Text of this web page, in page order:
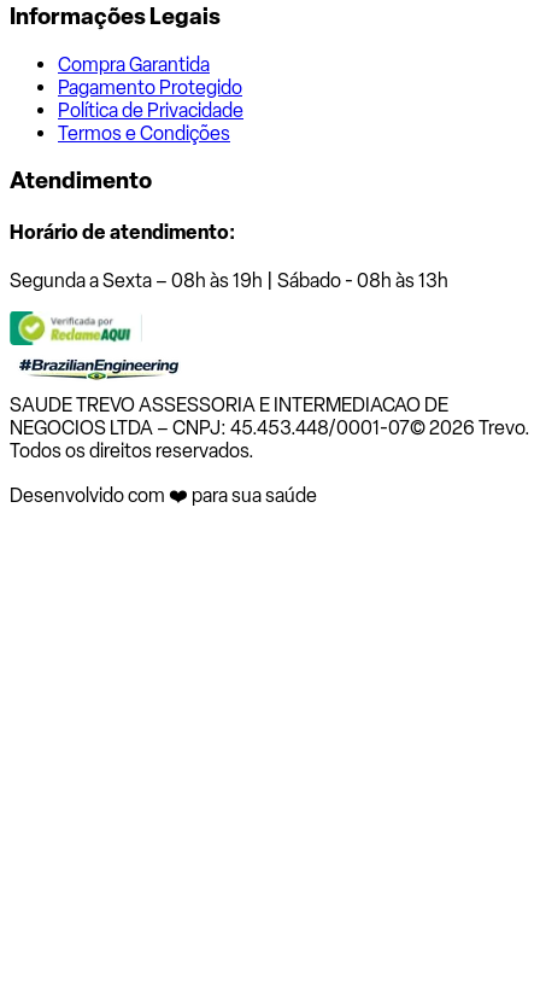
Informações Legais
Compra Garantida
Pagamento Protegido
Política de Privacidade
Termos e Condições
Atendimento
Horário de atendimento:
Segunda a Sexta – 08h às 19h | Sábado - 08h às 13h
SAUDE TREVO ASSESSORIA E INTERMEDIACAO DE
NEGOCIOS LTDA – CNPJ: 45.453.448/0001-07© 2026 Trevo.
Todos os direitos reservados.
Desenvolvido com ❤️ para sua saúde